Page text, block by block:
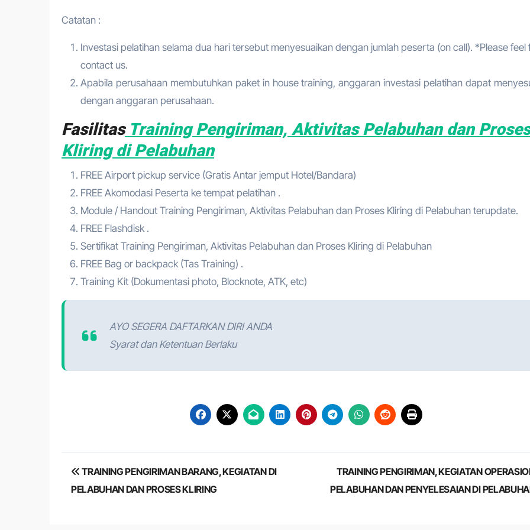
Catatan :
Investasi pelatihan selama dua hari tersebut menyesuaikan dengan jumlah peserta (on call). *Please feel
contact us.
Apabila perusahaan membutuhkan paket in house training, anggaran investasi pelatihan dapat
dengan anggaran perusahaan.
FasilitasTraining Pengiriman, Aktivitas Pelabuhan dan Proses
Kliring di Pelabuhan
FREE Airport pickup service (Gratis Antar jemput Hotel/Bandara)
FREE Akomodasi Peserta ke tempat pelatihan .
Module / Handout Training Pengiriman, Aktivitas Pelabuhan dan Proses Kliring di Pelabuhan terupdate.
FREE Flashdisk .
Sertifikat Training Pengiriman, Aktivitas Pelabuhan dan Proses Kliring di Pelabuhan
FREE Bag or backpack (Tas Training) .
Training Kit (Dokumentasi photo, Blocknote, ATK, etc)
AYO SEGERA DAFTARKAN DIRI ANDA
Syarat dan Ketentuan Berlaku
Post
navigation
TRAINING PENGIRIMAN BARANG, KEGIATAN DI
PELABUHAN DAN PROSES KLIRING
TRAINING PENGIRIMAN, KEGIATAN
PELABUHAN DAN PENYELESAIAN DI